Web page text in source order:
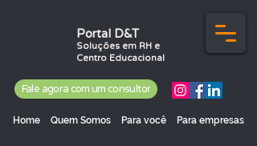
Portal D&T
Soluções em RH e
Centro Educacional
Fale agora com um consultor
Home Quem Somos Para você Para empresas